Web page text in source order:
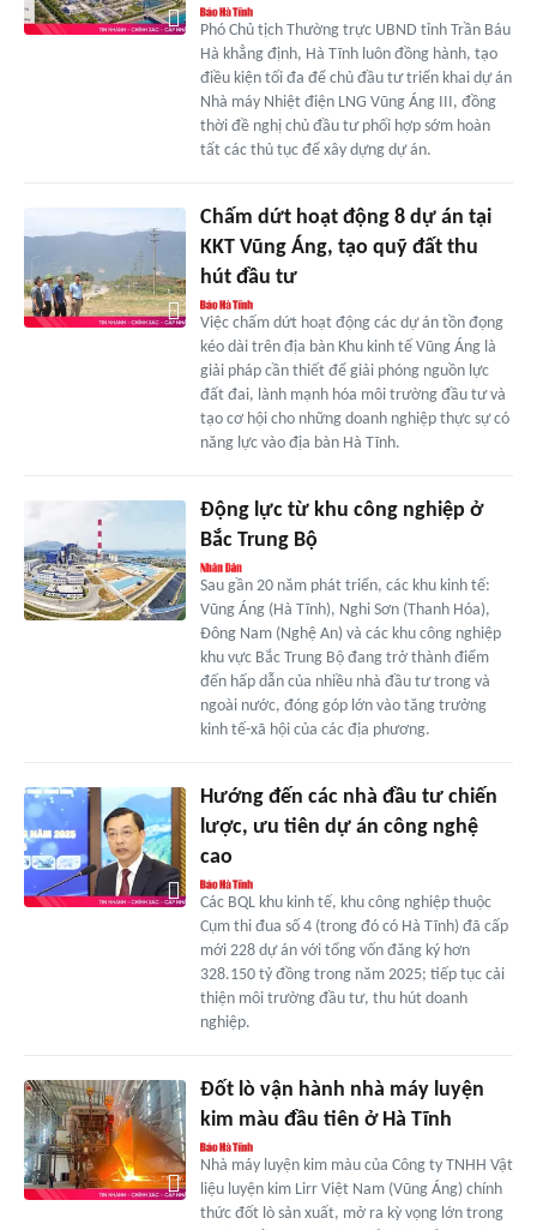
Phó Chủ tịch Thường trực UBND tỉnh Trần Báu
Hà khẳng định, Hà Tĩnh luôn đồng hành, tạo
điều kiện tối đa để chủ đầu tư triển khai dự án
Nhà máy Nhiệt điện LNG Vũng Áng III, đồng
thời đề nghị chủ đầu tư phối hợp sớm hoàn
tất các thủ tục để xây dựng dự án.
Chấm dứt hoạt động 8 dự án tại
KKT Vũng Áng, tạo quỹ đất thu
hút đầu tư
Việc chấm dứt hoạt động các dự án tồn đọng
kéo dài trên địa bàn Khu kinh tế Vũng Áng là
giải pháp cần thiết để giải phóng nguồn lực
đất đai, lành mạnh hóa môi trường đầu tư và
tạo cơ hội cho những doanh nghiệp thực sự có
năng lực vào địa bàn Hà Tĩnh.
Động lực từ khu công nghiệp ở
Bắc Trung Bộ
Sau gần 20 năm phát triển, các khu kinh tế:
Vũng Áng (Hà Tĩnh), Nghi Sơn (Thanh Hóa),
Đông Nam (Nghệ An) và các khu công nghiệp
khu vực Bắc Trung Bộ đang trở thành điểm
đến hấp dẫn của nhiều nhà đầu tư trong và
ngoài nước, đóng góp lớn vào tăng trưởng
kinh tế-xã hội của các địa phương.
Hướng đến các nhà đầu tư chiến
lược, ưu tiên dự án công nghệ
cao
Các BQL khu kinh tế, khu công nghiệp thuộc
Cụm thi đua số 4 (trong đó có Hà Tĩnh) đã cấp
mới 228 dự án với tổng vốn đăng ký hơn
328.150 tỷ đồng trong năm 2025; tiếp tục cải
thiện môi trường đầu tư, thu hút doanh
nghiệp.
Đốt lò vận hành nhà máy luyện
kim màu đầu tiên ở Hà Tĩnh
Nhà máy luyện kim màu của Công ty TNHH Vật
liệu luyện kim Lirr Việt Nam (Vũng Áng) chính
thức đốt lò sản xuất, mở ra kỳ vọng lớn trong